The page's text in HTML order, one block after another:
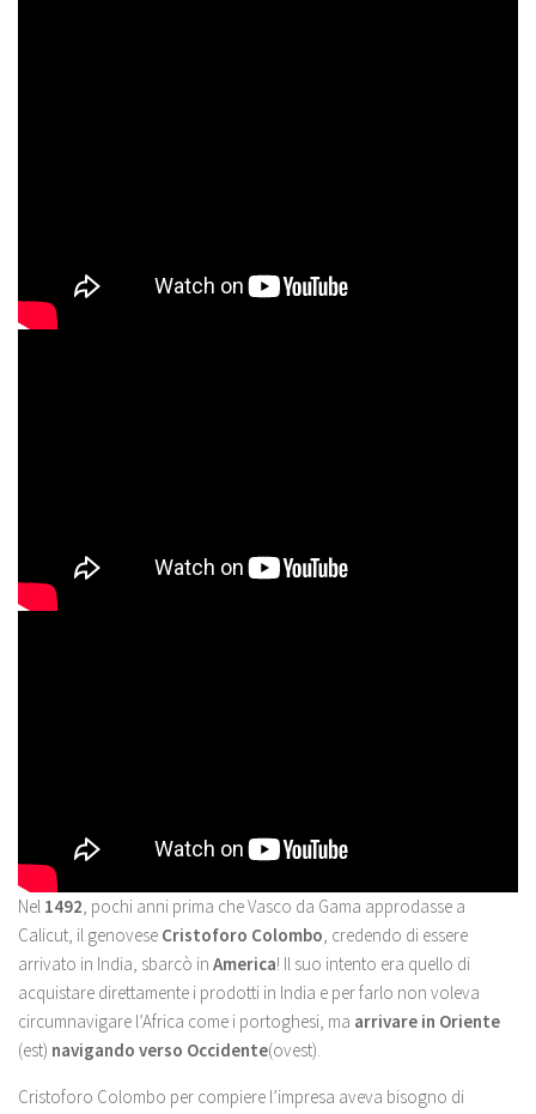
Nel 1492, pochi anni prima che Vasco da Gama approdasse a
Calicut, il genovese Cristoforo Colombo, credendo di essere
arrivato in India, sbarcò in America! Il suo intento era quello di
acquistare direttamente i prodotti in India e per farlo non voleva
circumnavigare l’Africa come i portoghesi, ma arrivare in Oriente
(est) navigando verso Occidente(ovest).
Cristoforo Colombo per compiere l’impresa aveva bisogno di